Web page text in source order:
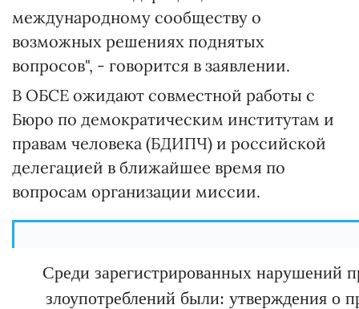
международному сообществу о
возможных решениях поднятых
вопросов", - говорится в заявлении.
В ОБСЕ ожидают совместной работы с
Бюро по демократическим институтам и
правам человека (БДИПЧ) и российской
делегацией в ближайшее время по
вопросам организации миссии.
Среди зарегистрированных нарушений
злоупотреблений были: утверждения о